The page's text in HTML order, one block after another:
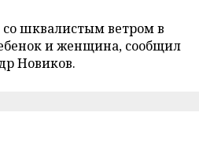
со шквалистым ветром в
и женщина, сообщил
Новиков.